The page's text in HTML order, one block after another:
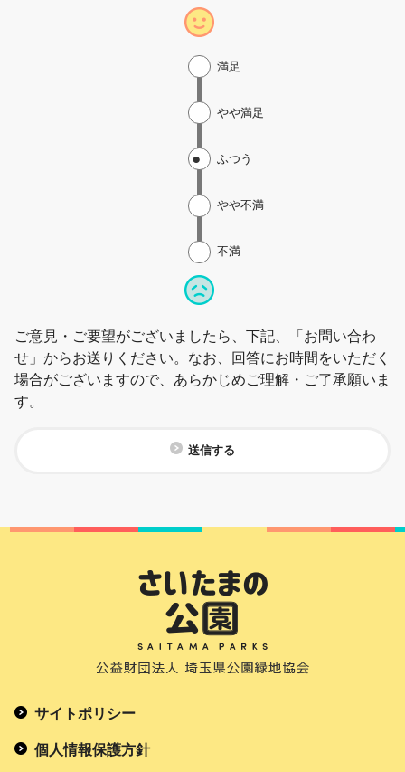
不満
やや不満
ふつう
やや満足
満足
ご意見・ご要望がございましたら、下記、「お問い合わ
せ」からお送りください。なお、回答にお時間をいただく
場合がございますので、あらかじめご理解・ご了承願いま
す。
送信する
サイトポリシー
個人情報保護方針